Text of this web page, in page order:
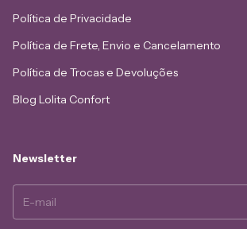
Política de Privacidade
Política de Frete, Envio e Cancelamento
Política de Trocas e Devoluções
Blog Lolita Confort
Newsletter